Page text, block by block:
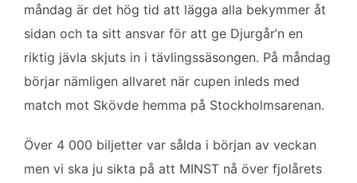
o
o
k
e
r
d
I
n
måndag är det hög tid att lägga alla bekymmer åt
sidan och ta sitt ansvar för att ge Djurgår’n en
riktig jävla skjuts in i tävlingssäsongen. På måndag
börjar nämligen allvaret när cupen inleds med
match mot Skövde hemma på Stockholmsarenan.
Över 4 000 biljetter var sålda i början av veckan
men vi ska ju sikta på att MINST nå över fjolårets